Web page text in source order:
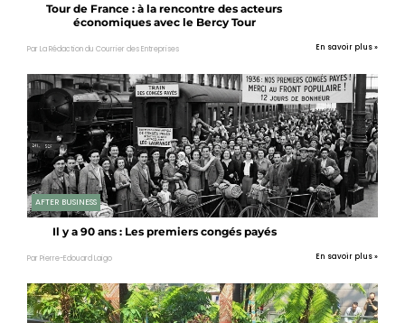
Tour de France : à la rencontre des acteurs
économiques avec le Bercy Tour
Par La Rédaction du Courrier des Entreprises En savoir plus »
AFTER BUSINESS
Il y a 90 ans : Les premiers congés payés
Par Pierre-Edouard Laigo En savoir plus »